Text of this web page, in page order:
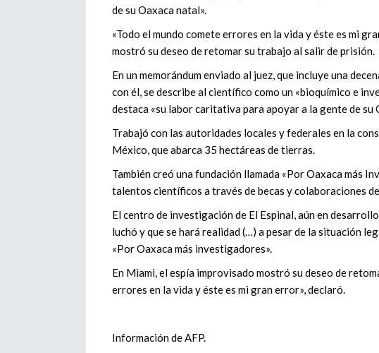
de su Oaxaca natal».
«Todo el mundo comete errores en la vida y éste es mi
mostró su deseo de retomar su trabajo al salir de prisión.
En un memorándum enviado al juez, que incluye una
con él, se describe al científico como un «bioquímico e
destaca «su labor caritativa para apoyar a la gente de su
Trabajó con las autoridades locales y federales en la
México, que abarca 35 hectáreas de tierras.
También creó una fundación llamada «Por Oaxaca más
talentos científicos a través de becas y colaboraciones
El centro de investigación de El Espinal, aún en
luchó y que se hará realidad (…) a pesar de la situación
«Por Oaxaca más investigadores».
En Miami, el espía improvisado mostró su deseo de
errores en la vida y éste es mi gran error», declaró.
Información de AFP.